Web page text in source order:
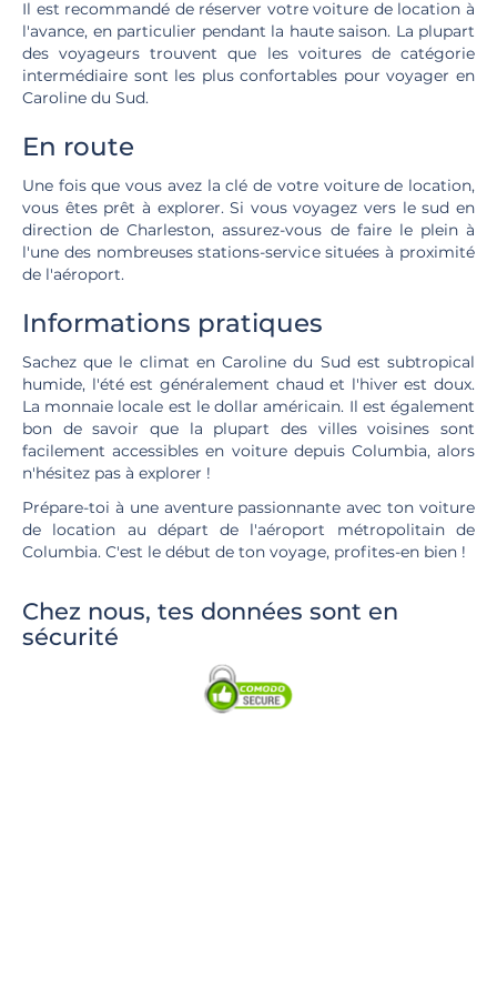
Il est recommandé de réserver votre voiture de location à
l'avance, en particulier pendant la haute saison. La plupart
des voyageurs trouvent que les voitures de catégorie
intermédiaire sont les plus confortables pour voyager en
Caroline du Sud.
En route
Une fois que vous avez la clé de votre voiture de location,
vous êtes prêt à explorer. Si vous voyagez vers le sud en
direction de Charleston, assurez-vous de faire le plein à
l'une des nombreuses stations-service situées à proximité
de l'aéroport.
Informations pratiques
Sachez que le climat en Caroline du Sud est subtropical
humide, l'été est généralement chaud et l'hiver est doux.
La monnaie locale est le dollar américain. Il est également
bon de savoir que la plupart des villes voisines sont
facilement accessibles en voiture depuis Columbia, alors
n'hésitez pas à explorer !
Prépare-toi à une aventure passionnante avec ton voiture
de location au départ de l'aéroport métropolitain de
Columbia. C'est le début de ton voyage, profites-en bien !
Chez nous, tes données sont en
sécurité